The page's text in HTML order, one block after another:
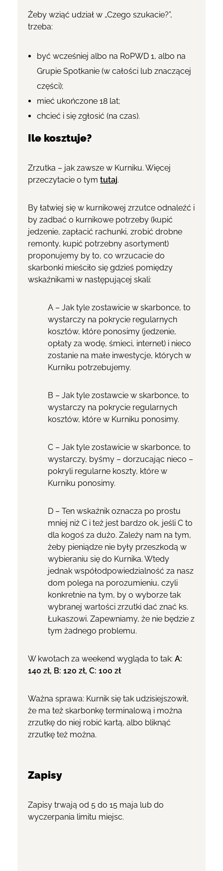
Żeby wziąć udział w „Czego szukacie?”,
trzeba:
być wcześniej albo na RoPWD 1, albo na
Grupie Spotkanie (w całości lub znaczącej
części);
mieć ukończone 18 lat;
chcieć i się zgłosić (na czas).
Ile kosztuje?
Zrzutka – jak zawsze w Kurniku.Więcej
przeczytacie o tymtutaj.
By łatwiej się w kurnikowej zrzutce odnaleźć i
by zadbać o kurnikowe potrzeby (kupić
jedzenie, zapłacić rachunki, zrobić drobne
remonty, kupić potrzebny asortyment)
proponujemy by to, co wrzucacie do
skarbonki mieściło się gdzieś pomiędzy
wskaźnikami w następującej skali:
A – Jak tyle zostawicie w skarbonce, to
wystarczy na pokrycie regularnych
kosztów, które ponosimy (jedzenie,
opłaty za wodę, śmieci, internet) i nieco
zostanie na małe inwestycje, których w
Kurniku potrzebujemy.
B – Jak tyle zostawcie w skarbonce, to
wystarczy na pokrycie regularnych
kosztów, które w Kurniku ponosimy.
C – Jak tyle zostawicie w skarbonce, to
wystarczy, byśmy – dorzucając nieco –
pokryli regularne koszty, które w
Kurniku ponosimy.
D – Ten wskaźnik oznacza po prostu
mniej niż C i też jest bardzo ok, jeśli C to
dla kogoś za dużo. Zależy nam na tym,
żeby pieniądze nie były przeszkodą w
wybieraniu się do Kurnika. Wtedy
jednak współodpowiedzialność za nasz
dom polega na porozumieniu, czyli
konkretnie na tym, by o wyborze tak
wybranej wartości zrzutki dać znać ks.
Łukaszowi. Zapewniamy, że nie będzie z
tym żadnego problemu.
W kwotach za weekend wygląda to tak:A:
140 zł, B: 120 zł, C: 100 zł
Ważna sprawa: Kurnik się tak udzisiejszowił,
że ma też skarbonkę terminalową i można
zrzutkę do niej robić kartą, albo bliknąć
zrzutkę też można.
Zapisy
Zapisy trwają od 5 do 15 maja lub do
wyczerpania limitu miejsc.